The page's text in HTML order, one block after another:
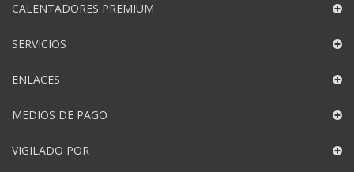
CALENTADORES PREMIUM
SERVICIOS
ENLACES
MEDIOS DE PAGO
VIGILADO POR